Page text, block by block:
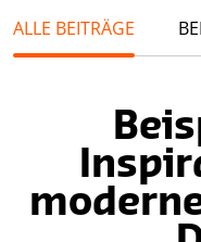
ALLE BEITRÄGE